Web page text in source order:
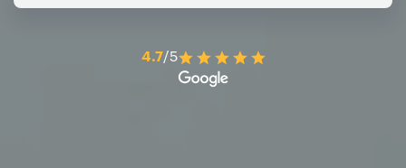
4.7/5